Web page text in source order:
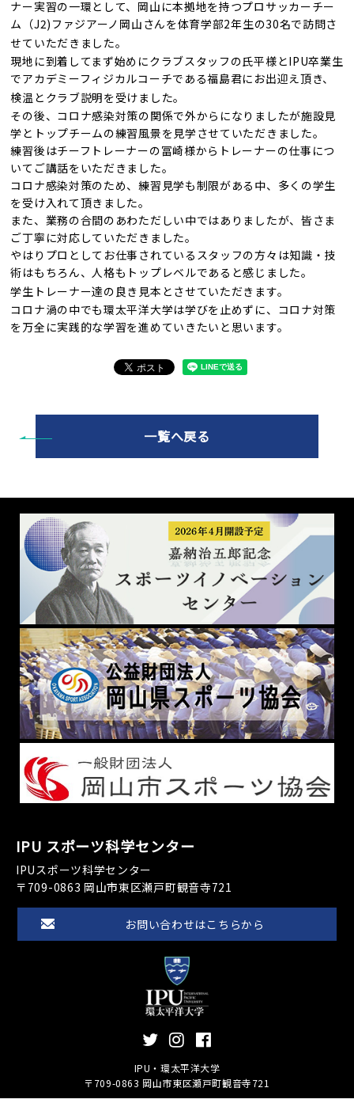
ナー実習の一環として、岡山に本拠地を持つプロサッカーチー
ム（J2) ファジアーノ岡山さんを体育学部2年生の30名で訪問さ
せていただきました。
現地に到着してまず始めにクラブスタッフの氏平様とIPU卒業生
でアカデミーフィジカルコーチである福島君にお出迎え頂き、
検温とクラブ説明を受けました。
その後、コロナ感染対策の関係で外からになりましたが施設見
学とトップチームの練習風景を見学させていただきました。
練習後はチーフトレーナーの冨崎様からトレーナーの仕事につ
いてご講話をいただきました。
コロナ感染対策のため、練習見学も制限がある中、多くの学生
を受け入れて頂きました。
また、業務の合間のあわただしい中ではありましたが、皆さま
ご丁寧に対応していただきました。
やはりプロとしてお仕事されているスタッフの方々は知識・技
術はもちろん、人格もトップレベルであると感じました。
学生トレーナー達の良き見本とさせていただきます。
コロナ渦の中でも環太平洋大学は学びを止めずに、コロナ対策
を万全に実践的な学習を進めていきたいと思います。
一覧へ戻る
IPU スポーツ科学センター
IPUスポーツ科学センター
〒709-0863 岡山市東区瀬戸町観音寺721
お問い合わせはこちらから
IPU・環太平洋大学
〒709-0863 岡山市東区瀬戸町観音寺721